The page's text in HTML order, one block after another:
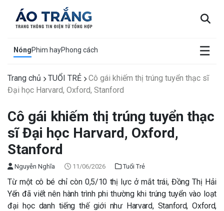
NóngPhim hayPhong cách ☰
×
Trang chủ TUỔI TRẺ
Cô gái khiếm thị trúng tuyển thạc sĩ
Đại học Harvard, Oxford, Stanford
Cô gái khiếm thị trúng tuyển thạc
sĩ Đại học Harvard, Oxford,
Stanford
Nguyễn Nghĩa 11/06/2026 Tuổi Trẻ
Từ một cô bé chỉ còn 0,5/10 thị lực ở mắt trái, Đồng Thị Hải
Yến đã viết nên hành trình phi thường khi trúng tuyển vào loạt
đại học danh tiếng thế giới như Harvard, Stanford, Oxford,